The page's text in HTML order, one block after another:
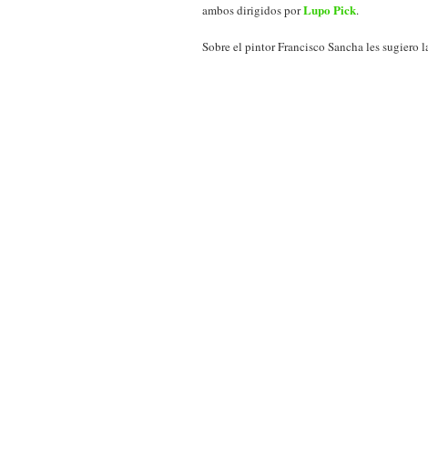
ambos dirigidos porLupo Pick.
Sobre el pintor Francisco Sancha les sugiero